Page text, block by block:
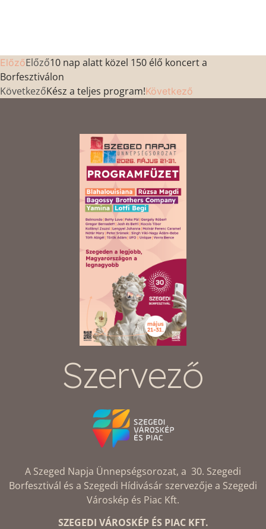
ElőzőElőző10 nap alatt közel 150 élő koncert a
Borfesztiválon
KövetkezőKész a teljes program!Következő
Szervező
A Szeged Napja Ünnepségsorozat, a 30. Szegedi
Borfesztivál és a Szegedi Hídivásár szervezője a Szegedi
Városkép és Piac Kft.
SZEGEDI VÁROSKÉP ÉS PIAC KFT.